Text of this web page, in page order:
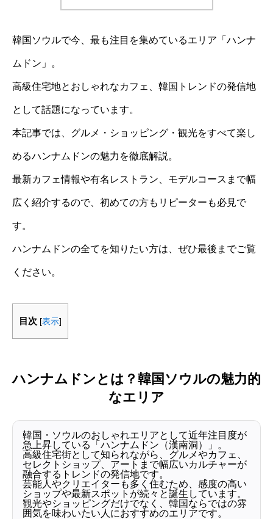
韓国ソウルで今、最も注目を集めているエリア「ハンナ
ムドン」。
高級住宅地とおしゃれなカフェ、韓国トレンドの発信地
として話題になっています。
本記事では、グルメ・ショッピング・観光をすべて楽し
めるハンナムドンの魅力を徹底解説。
最新カフェ情報や有名レストラン、モデルコースまで幅
広く紹介するので、初めての方もリピーターも必見で
す。
ハンナムドンの全てを知りたい方は、ぜひ最後までご覧
ください。
目次 [表示]
ハンナムドンとは？韓国ソウルの魅力的
なエリア
韓国・ソウルのおしゃれエリアとして近年注目度が
急上昇している「ハンナムドン（漢南洞）」。
高級住宅街として知られながら、グルメやカフェ、
セレクトショップ、アートまで幅広いカルチャーが
融合するトレンドの発信地です。
芸能人やクリエイターも多く住むため、感度の高い
ショップや最新スポットが続々と誕生しています。
観光やショッピングだけでなく、韓国ならではの雰
囲気を味わいたい人におすすめのエリアです。